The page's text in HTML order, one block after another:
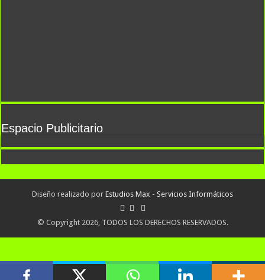
Espacio Publicitario
Diseño realizado por Estudios Max - Servicios Informáticos
© Copyright 2026, TODOS LOS DERECHOS RESERVADOS.